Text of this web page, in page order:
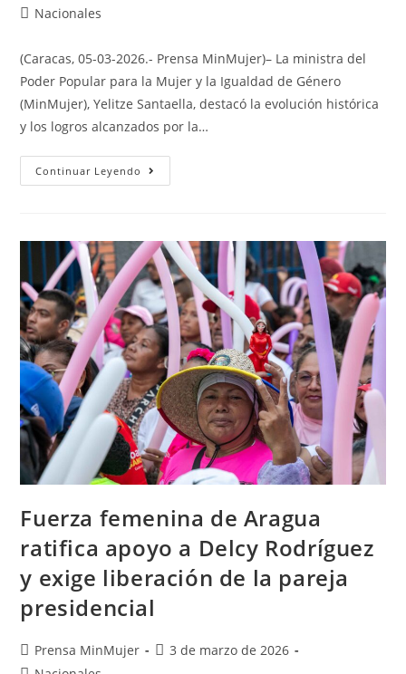
Nacionales
(Caracas, 05-03-2026.- Prensa MinMujer)– La ministra del
Poder Popular para la Mujer y la Igualdad de Género
(MinMujer), Yelitze Santaella, destacó la evolución histórica
y los logros alcanzados por la…
Continuar Leyendo
Fuerza femenina de Aragua
ratifica apoyo a Delcy Rodríguez
y exige liberación de la pareja
presidencial
Prensa MinMujer
3 de marzo de 2026